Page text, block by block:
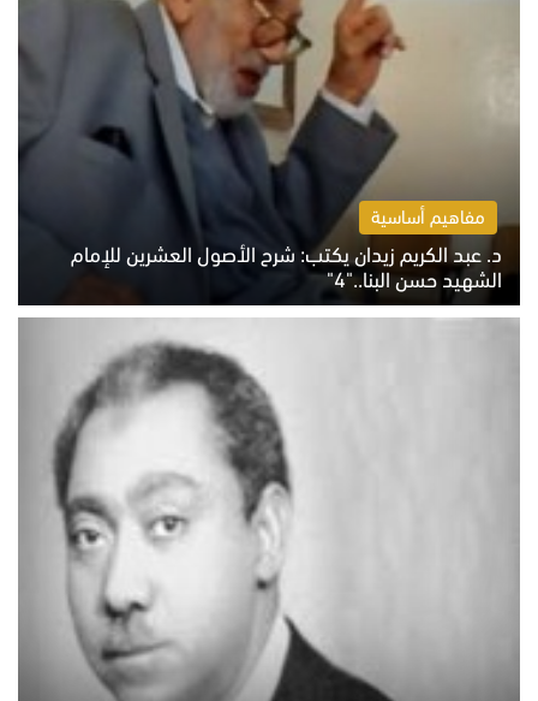
مفاهيم أساسية
د. عبد الكريم زيدان يكتب: شرح الأصول العشرين للإمام
الشهيد حسن البنا.."4"
الخميس 6 أغسطس 2026 10:27 ص